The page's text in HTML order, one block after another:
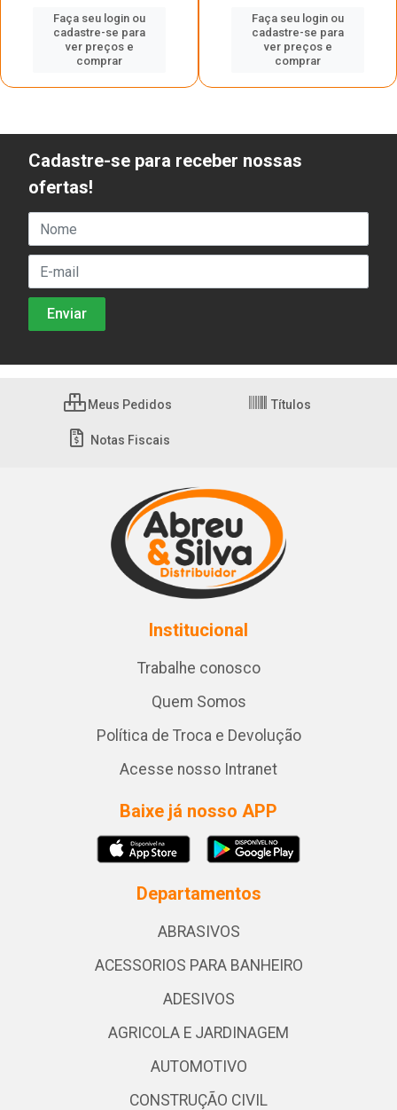
Faça seu login ou
cadastre-se para
ver preços e
comprar
Faça seu login ou
cadastre-se para
ver preços e
comprar
Cadastre-se para receber nossas
ofertas!
Meus Pedidos Títulos
Notas Fiscais
Institucional
Trabalhe conosco
Quem Somos
Política de Troca e Devolução
Acesse nosso Intranet
Baixe já nosso APP
Departamentos
ABRASIVOS
ACESSORIOS PARA BANHEIRO
ADESIVOS
AGRICOLA E JARDINAGEM
AUTOMOTIVO
CONSTRUÇÃO CIVIL